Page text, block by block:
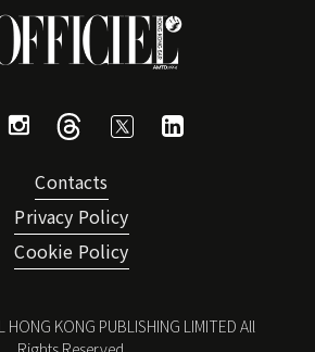
Contacts
Privacy Policy
Cookie Policy
HONG KONG PUBLISHING LIMITED All